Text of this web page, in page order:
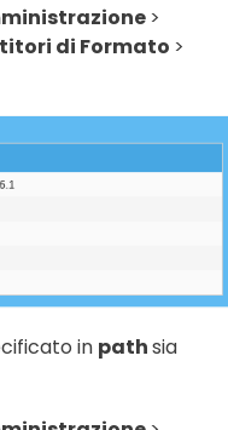
>
di Formato >
in pathsia